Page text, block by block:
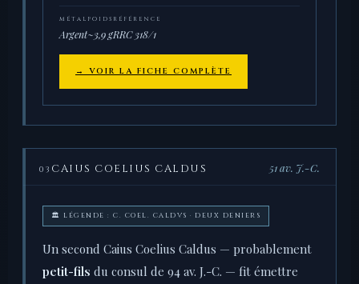
MÉTAL
Argent
POIDS
~3,9 g
RÉFÉRENCE
RRC 318/1
→ VOIR LA FICHE COMPLÈTE
03 CAIUS COELIUS CALDUS 51 av. J.-C.
🏛 LÉGENDE : C. COEL. CALDVS · DEUX DENIERS
Un second Caius Coelius Caldus — probablement
petit-fils du consul de 94 av. J.-C. — fit émettre